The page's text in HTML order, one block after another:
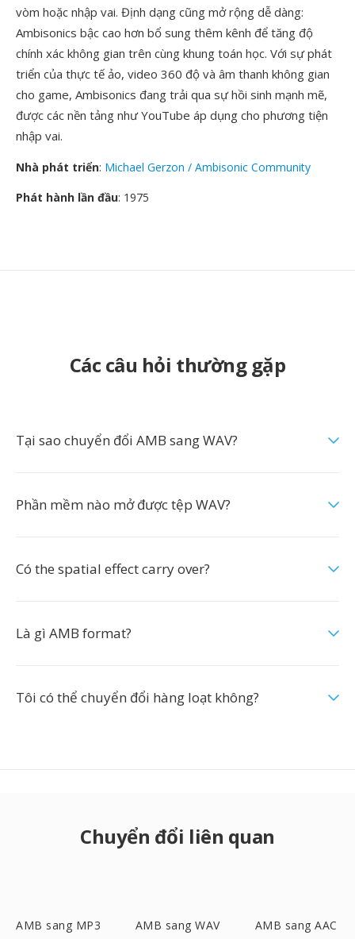
vòm hoặc nhập vai. Định dạng cũng mở rộng dễ dàng:
Ambisonics bậc cao hơn bổ sung thêm kênh để tăng độ
chính xác không gian trên cùng khung toán học. Với sự phát
triển của thực tế ảo, video 360 độ và âm thanh không gian
cho game, Ambisonics đang trải qua sự hồi sinh mạnh mẽ,
được các nền tảng như YouTube áp dụng cho phương tiện
nhập vai.
Nhà phát triển: Michael Gerzon / Ambisonic Community
Phát hành lần đầu: 1975
Các câu hỏi thường gặp
Tại sao chuyển đổi AMB sang WAV?
Phần mềm nào mở được tệp WAV?
Có the spatial effect carry over?
Là gì AMB format?
Tôi có thể chuyển đổi hàng loạt không?
Chuyển đổi liên quan
AMB sang MP3 AMB sang WAV AMB sang AAC